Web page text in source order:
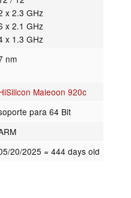
x 2.3 GHz
x 2.1 GHz
x 1.3 GHz
nm
Maleoon 920c
para 64 Bit
20/2025 = 444 days old